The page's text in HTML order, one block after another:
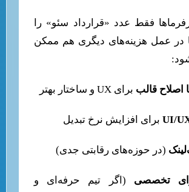
فقط عدد «قرارداد سئو» را
در عمل هزینه‌های دیگری هم ممکن
اصلاح قالب برای UX و ساختار بهتر
برای افزایش نرخ تبدیل
(در حوزه‌های رقابتی جدی)
تخصصی (اگر تیم حرفه‌ای و